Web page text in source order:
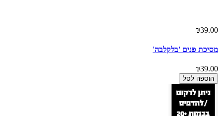
₪39.00
מסיכת פנים 'בלקלבה'
₪39.00
הוספה לסל